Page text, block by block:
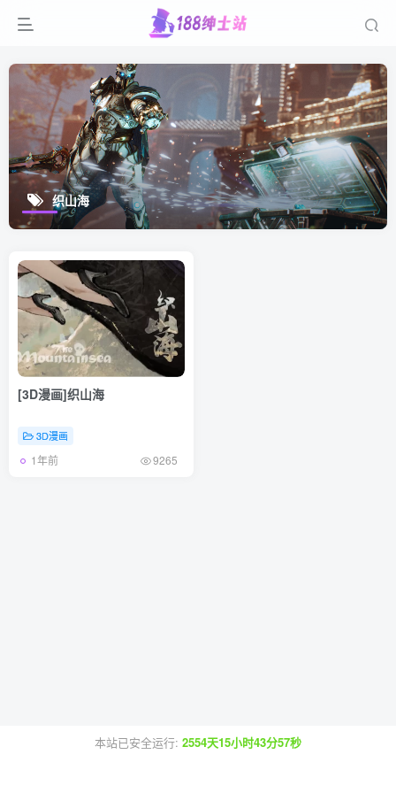
织山海
[3D漫画]织山海
3D漫画
1年前 9265
本站已安全运行: 2554天15小时43分57秒